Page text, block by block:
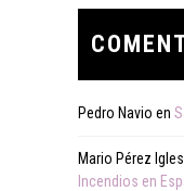
Pedro Navio en
Mario Pérez
Incendios en